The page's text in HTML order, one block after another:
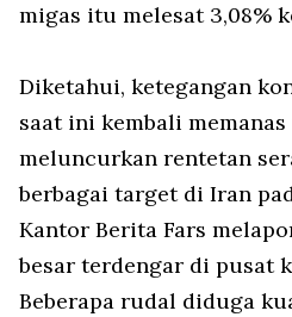
migas itu melesat 3,08%
Diketahui, ketegangan
saat ini kembali
meluncurkan rentetan
berbagai target di Iran
Kantor Berita Fars
besar terdengar di pusat
Beberapa rudal diduga